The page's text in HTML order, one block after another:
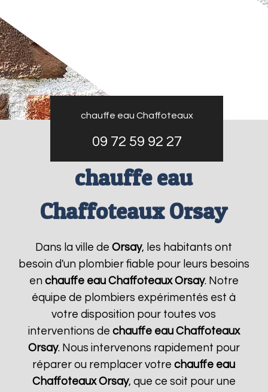
chauffe eau Chaffoteaux
09 72 59 92 27
chauffe eau
Chaffoteaux Orsay
Dans la ville deOrsay, les habitants ont
besoin d'un plombier fiable pour leurs besoins
en chauffe eau Chaffoteaux Orsay. Notre
équipe de plombiers expérimentés est à
votre disposition pour toutes vos
interventions de chauffe eau Chaffoteaux
Orsay. Nous intervenons rapidement pour
réparer ou remplacer votrechauffe eau
Chaffoteaux Orsay, que ce soit pour une